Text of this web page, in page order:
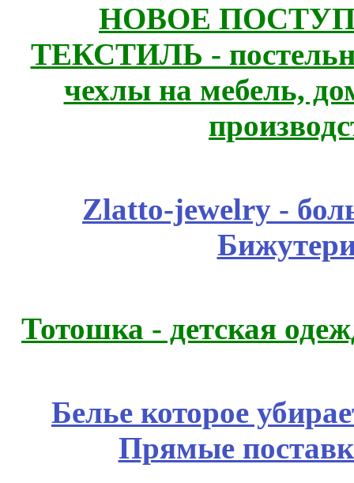
НОВОЕ
ТЕКСТИЛЬ -
чехлы на мебель,
Zlatto-jewelry -
Тотошка - детская
Белье которое
Прямые